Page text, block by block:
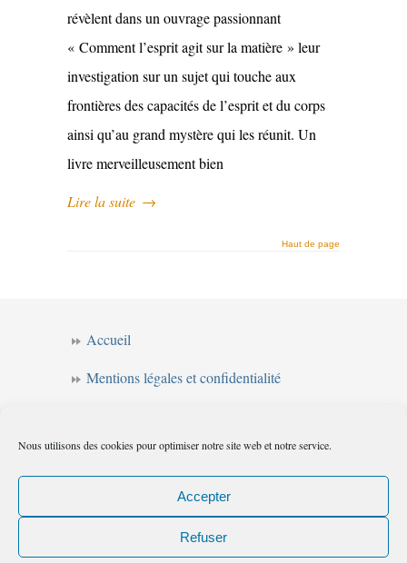
Nous utilisons des cookies pour optimiser notre site web et notre service.
Accepter
Refuser
révèlent dans un ouvrage passionnant
« Comment l’esprit agit sur la matière » leur
investigation sur un sujet qui touche aux
frontières des capacités de l’esprit et du corps
ainsi qu’au grand mystère qui les réunit. Un
livre merveilleusement bien
Lire la suite →
Haut de page
Accueil
Mentions légales et confidentialité
Forum de l’intuition
Politique de cookies (UE)